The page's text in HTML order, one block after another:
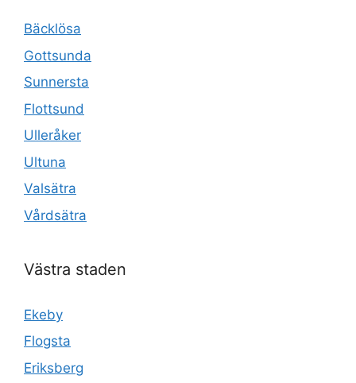
Bäcklösa
Gottsunda
Sunnersta
Flottsund
Ulleråker
Ultuna
Valsätra
Vårdsätra
Västra staden
Ekeby
Flogsta
Eriksberg